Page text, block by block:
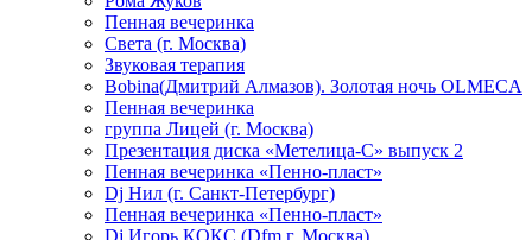
Пенная вечеринка
Света (г. Москва)
Звуковая терапия
Bobina(Дмитрий Алмазов). Золотая ночь OLMECA
Пенная вечеринка
группа Лицей (г. Москва)
Презентация диска «Метелица-С» выпуск 2
Пенная вечеринка «Пенно-пласт»
Dj Нил (г. Санкт-Петербург)
Пенная вечеринка «Пенно-пласт»
Dj Игорь КОКС (Dfm г. Москва)